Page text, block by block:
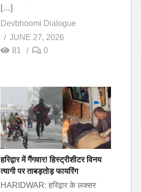
[…]
Devbhoomi Dialogue
JUNE 27, 2026
81
0
हरिद्वार में गैंगवार! हिस्ट्रीशीटर विनय
त्यागी पर ताबड़तोड़ फायरिंग
HARIDWAR: हरिद्वार के लक्सर